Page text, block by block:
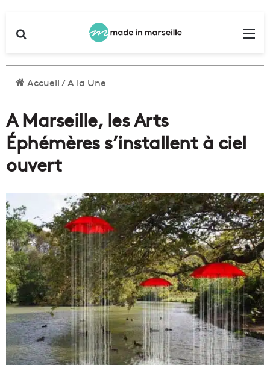
Accueil/A la Une
A Marseille, les Arts
Éphémères s’installent à ciel
ouvert